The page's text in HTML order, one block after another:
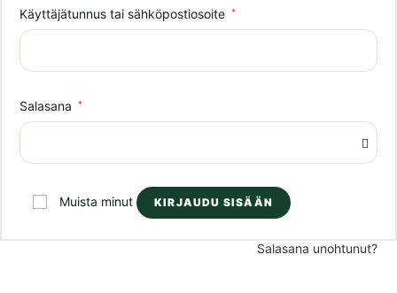
Käyttäjätunnus tai sähköpostiosoite *Vaaditaan
Salasana *Vaaditaan
Muista minut KIRJAUDU SISÄÄN
Salasana unohtunut?